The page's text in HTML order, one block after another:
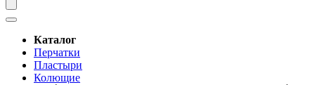
Каталог
Перчатки
Пластыри
Колющие